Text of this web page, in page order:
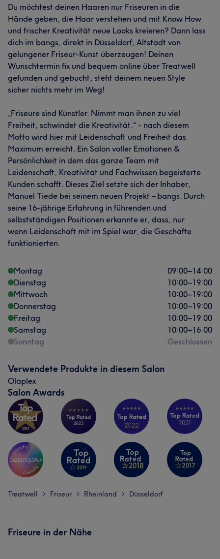
Du möchtest deinen Haaren nur Friseuren in die
Hände geben, die Haar verstehen und mit Know How
und frischer Kreativität neue Looks kreieren? Dann lass
dich im bangs, direkt in Düsseldorf, Altstadt von
gelungener Friseur-Kunst überzeugen! Deinen
Wunschtermin fix und bequem online über Treatwell
gefunden und gebucht, steht deinem neuen Style
sicher nichts mehr im Weg!
„Friseure sind Künstler. Nimmt man ihnen zu viel
Freiheit, schwindet die Kreativität.“ - nach diesem
Motto wird hier mit Leidenschaft und Freiheit das
Maximum erreicht. Ein Salon voller Emotionen &
Persönlichkeit in dem das ganze Team mit
Leidenschaft, Kreativität und Fachwissen begeisterte
Kunden schafft. Dieses Ziel setzte sich der Inhaber,
Manuel Tiede bei seinem neuen Projekt – bangs. Durch
seine 16-jährige Erfahrung in führenden und
selbstständigen Positionen erkannte er, dass, nur
wenn Leidenschaft mit im Spiel war, die Geschäfte
funktionierten.
Montag 09:00–14:00
Dienstag
10:00–19:00
Mittwoch
10:00–19:00
Donnerstag
10:00–19:00
Freitag
10:00–19:00
Samstag
10:00–16:00
Sonntag
Geschlossen
Verwendete Produkte in diesem Salon
Olaplex
Salon Awards
Treatwell > Friseur > Rheinland > Düsseldorf
Friseure in der Nähe